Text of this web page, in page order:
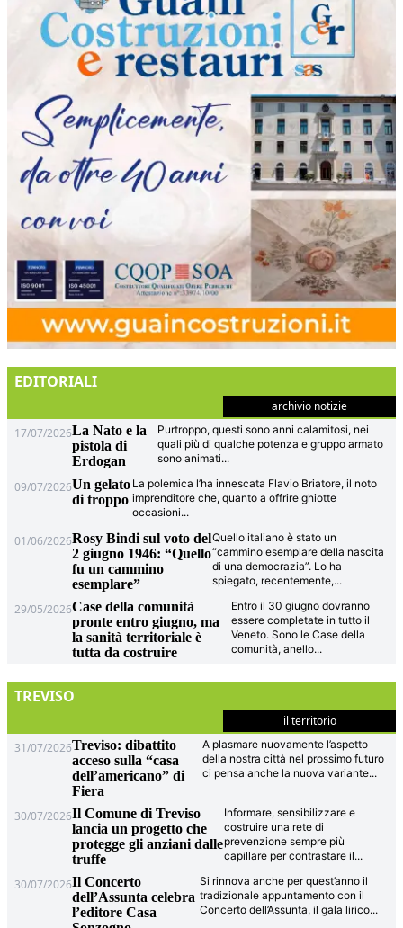
EDITORIALI
archivio notizie
17/07/2026La Nato e la
pistola di
Erdogan
Purtroppo, questi sono anni calamitosi, nei
quali più di qualche potenza e gruppo armato
sono animati...
09/07/2026Un gelato
di troppo
La polemica l’ha innescata Flavio Briatore, il noto
imprenditore che, quanto a offrire ghiotte
occasioni...
01/06/2026Rosy Bindi sul voto del
2 giugno 1946: “Quello
fu un cammino
esemplare”
Quello italiano è stato un
“cammino esemplare della nascita
di una democrazia”. Lo ha
spiegato, recentemente,...
29/05/2026Case della comunità
pronte entro giugno, ma
la sanità territoriale è
tutta da costruire
Entro il 30 giugno dovranno
essere completate in tutto il
Veneto. Sono le Case della
comunità, anello...
TREVISO
il territorio
31/07/2026Treviso: dibattito
acceso sulla “casa
dell’americano” di
Fiera
A plasmare nuovamente l’aspetto
della nostra città nel prossimo futuro
ci pensa anche la nuova variante...
30/07/2026Il Comune di Treviso
lancia un progetto che
protegge gli anziani dalle
truffe
Informare, sensibilizzare e
costruire una rete di
prevenzione sempre più
capillare per contrastare il...
30/07/2026Il Concerto
dell’Assunta celebra
l’editore Casa
Si rinnova anche per quest’anno il
tradizionale appuntamento con il
Concerto dell’Assunta, il gala lirico...